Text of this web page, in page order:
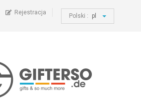
Rejestracja Polski : pl